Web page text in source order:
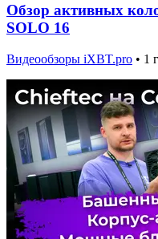
Обзор активных
SOLO 16
Видеообзоры iXBT.pro • 1